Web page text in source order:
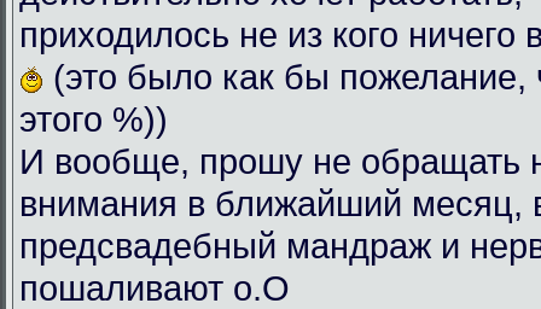
приходилось не из кого ничего
(это было как бы пожелание,
этого %))
И вообще, прошу не обращать
внимания в ближайший месяц,
предсвадебный мандраж и
пошаливают о.О